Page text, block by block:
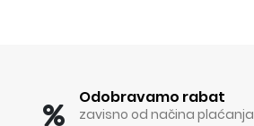
Odobravamo rabat
zavisno od načina plaćanja